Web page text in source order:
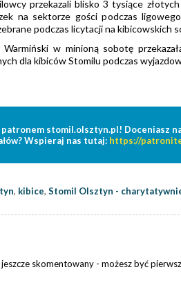
przekazali blisko 3 tysiące
na sektorze gości podczas
podczas licytacji na kibicowskich
Warmiński w minioną sobotę
dla kibiców Stomilu podczas
stomil.olsztyn.pl! Doceniasz
Wspieraj nas tutaj: https://
, kibice, Stomil Olsztyn -
jeszcze skomentowany - możesz być